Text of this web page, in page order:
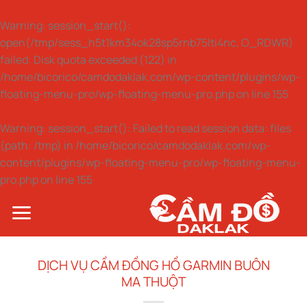
Warning: session_start():
open(/tmp/sess_h5t1km34ok28sp5rnb75lti4nc, O_RDWR)
failed: Disk quota exceeded (122) in
/home/bicorico/camdodaklak.com/wp-content/plugins/wp-
floating-menu-pro/wp-floating-menu-pro.phpon line155
Warning: session_start(): Failed to read session data: files
(path: /tmp) in /home/bicorico/camdodaklak.com/wp-
content/plugins/wp-floating-menu-pro/wp-floating-menu-
pro.phpon line155
qua
DỊCH VỤ CẦM ĐỒNG HỒ GARMIN BUÔN
MA THUỘT